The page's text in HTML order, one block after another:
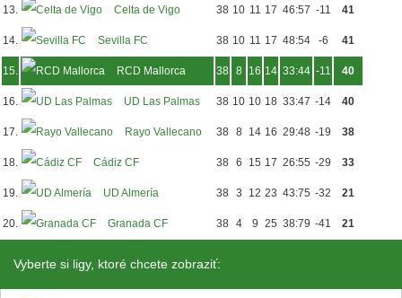
13. Celta de Vigo 38 10 11 17 46:57 -11 41
14. Sevilla FC 38 10 11 17 48:54 -6 41
15. RCD Mallorca 38 8 16 14 33:44 -11 40
16. UD Las Palmas 38 10 10 18 33:47 -14 40
17. Rayo Vallecano 38 8 14 16 29:48 -19 38
18. Cádiz CF 38 6 15 17 26:55 -29 33
19. UD Almería 38 3 12 23 43:75 -32 21
20. Granada CF 38 4 9 25 38:79 -41 21
Vyberte si ligy, ktoré chcete zobraziť: